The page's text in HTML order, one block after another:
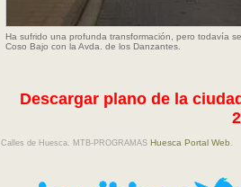
Ha sufrido una profunda transformación, pero todavía
Coso Bajo con la Avda. de los Danzantes.
Descargar plano de la
Calles de Huesca. MTB-PROGRAMAS Huesca Portal Web .